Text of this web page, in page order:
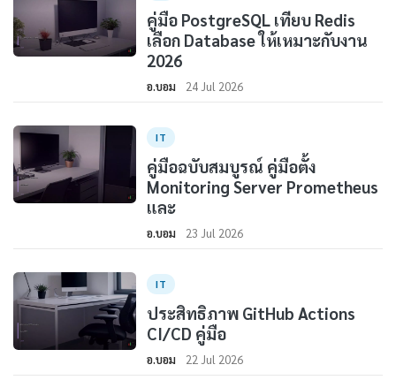
คู่มือ PostgreSQL เทียบ Redis
เลือก Database ให้เหมาะกับงาน
2026
อ.บอม 24 Jul 2026
IT
คู่มือฉบับสมบูรณ์ คู่มือตั้ง
Monitoring Server Prometheus
และ
อ.บอม 23 Jul 2026
IT
ประสิทธิภาพ GitHub Actions
CI/CD คู่มือ
อ.บอม 22 Jul 2026